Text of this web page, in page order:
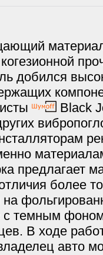
добился
Black
предлагает
более
темным
В ходе
авто